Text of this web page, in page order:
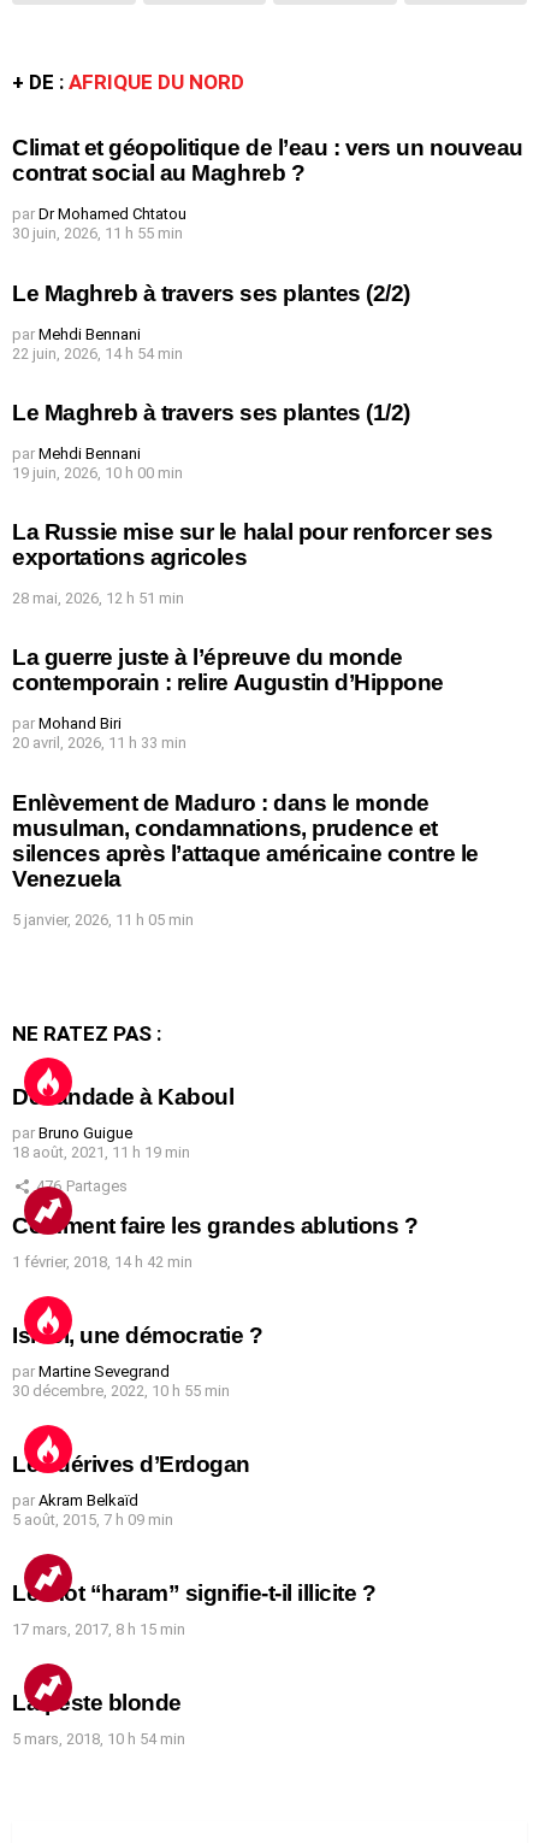
+ DE : AFRIQUE DU NORD
Climat et géopolitique de l’eau : vers un nouveau
contrat social au Maghreb ?
par Dr Mohamed Chtatou
30 juin, 2026, 11 h 55 min
Le Maghreb à travers ses plantes (2/2)
par Mehdi Bennani
22 juin, 2026, 14 h 54 min
Le Maghreb à travers ses plantes (1/2)
par Mehdi Bennani
19 juin, 2026, 10 h 00 min
La Russie mise sur le halal pour renforcer ses
exportations agricoles
28 mai, 2026, 12 h 51 min
La guerre juste à l’épreuve du monde
contemporain : relire Augustin d’Hippone
par Mohand Biri
20 avril, 2026, 11 h 33 min
Enlèvement de Maduro : dans le monde
musulman, condamnations, prudence et
silences après l’attaque américaine contre le
Venezuela
5 janvier, 2026, 11 h 05 min
NE RATEZ PAS :
Débandade à Kaboul
par Bruno Guigue
18 août, 2021, 11 h 19 min
476 Partages
Comment faire les grandes ablutions ?
1 février, 2018, 14 h 42 min
Israël, une démocratie ?
par Martine Sevegrand
30 décembre, 2022, 10 h 55 min
Les dérives d’Erdogan
par Akram Belkaïd
5 août, 2015, 7 h 09 min
Le mot “haram” signifie-t-il illicite ?
17 mars, 2017, 8 h 15 min
La peste blonde
5 mars, 2018, 10 h 54 min